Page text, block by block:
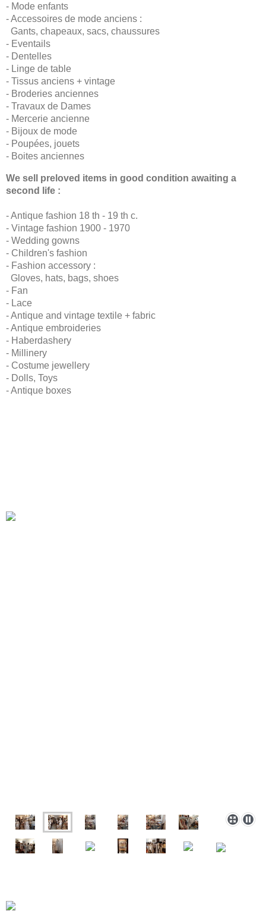
- Mode enfants
- Accessoires de mode anciens :
Gants, chapeaux, sacs, chaussures
- Eventails
- Dentelles
- Linge de table
- Tissus anciens + vintage
- Broderies anciennes
- Travaux de Dames
- Mercerie ancienne
- Bijoux de mode
- Poupées, jouets
- Boites anciennes
We sell preloved items in good condition awaiting a
second life :
- Antique fashion 18 th - 19 th c.
- Vintage fashion 1900 - 1970
- Wedding gowns
- Children's fashion
- Fashion accessory :
Gloves, hats, bags, shoes
- Fan
- Lace
- Antique and vintage textile + fabric
- Antique embroideries
- Haberdashery
- Millinery
- Costume jewellery
- Dolls, Toys
- Antique boxes